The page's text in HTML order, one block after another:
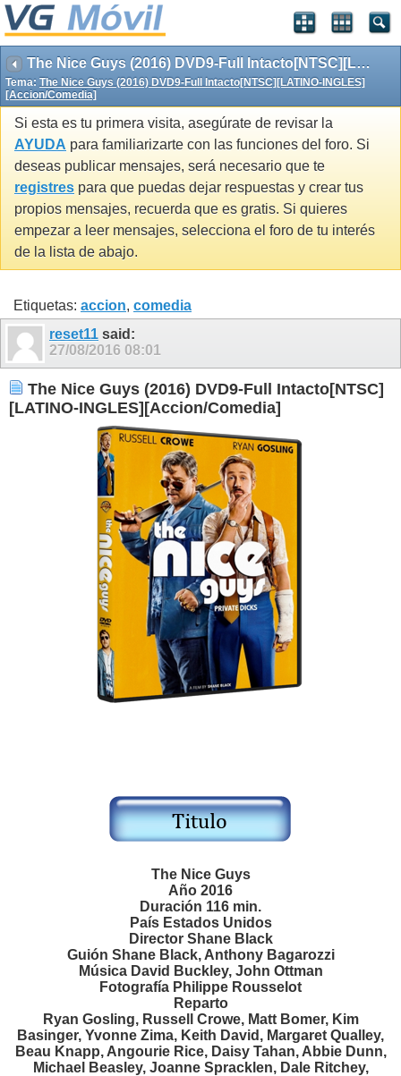
The Nice Guys (2016) DVD9-Full Intacto[NTSC][LATINO-INGLES][Accion/Comedia]
Tema: The Nice Guys (2016) DVD9-Full Intacto[NTSC][LATINO-INGLES]
[Accion/Comedia]
Si esta es tu primera visita, asegúrate de revisar la
AYUDA para familiarizarte con las funciones del foro. Si
deseas publicar mensajes, será necesario que te
registres para que puedas dejar respuestas y crear tus
propios mensajes, recuerda que es gratis. Si quieres
empezar a leer mensajes, selecciona el foro de tu interés
de la lista de abajo.
Etiquetas: accion, comedia
reset11 said:
27/08/2016 08:01
The Nice Guys (2016) DVD9-Full Intacto[NTSC]
[LATINO-INGLES][Accion/Comedia]
The Nice Guys
Año 2016
Duración 116 min.
País Estados Unidos
Director Shane Black
Guión Shane Black, Anthony Bagarozzi
Música David Buckley, John Ottman
Fotografía Philippe Rousselot
Reparto
Ryan Gosling, Russell Crowe, Matt Bomer, Kim
Basinger, Yvonne Zima, Keith David, Margaret Qualley,
Beau Knapp, Angourie Rice, Daisy Tahan, Abbie Dunn,
Michael Beasley, Joanne Spracklen, Dale Ritchey,